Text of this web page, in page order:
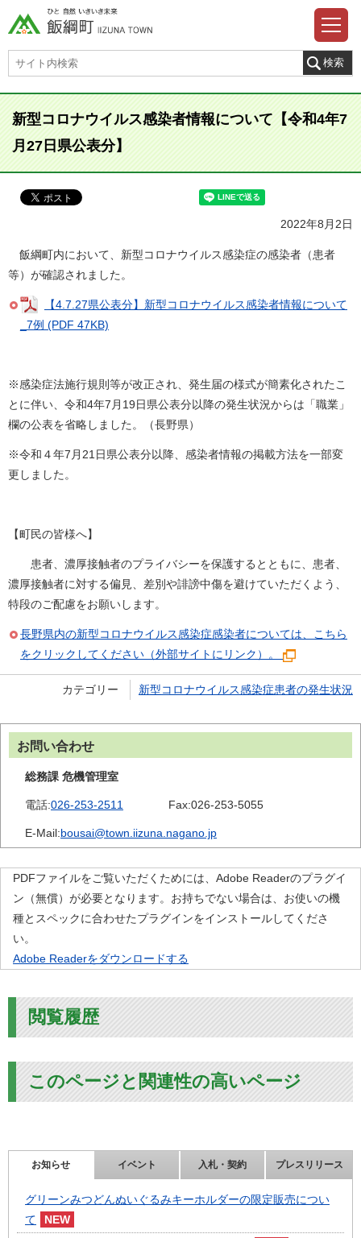
新型コロナウイルス感染者情報について【令和4年7
月27日県公表分】
2022年8月2日
飯綱町内において、新型コロナウイルス感染症の感染者（患者
等）が確認されました。
【4.7.27県公表分】新型コロナウイルス感染者情報について
_7例 (PDF 47KB)
※感染症法施行規則等が改正され、発生届の様式が簡素化されたこ
とに伴い、令和4年7月19日県公表分以降の発生状況からは「職業」
欄の公表を省略しました。（長野県）
※令和４年7月21日県公表分以降、感染者情報の掲載方法を一部変
更しました。
【町民の皆様へ】
患者、濃厚接触者のプライバシーを保護するとともに、患者、
濃厚接触者に対する偏見、差別や誹謗中傷を避けていただくよう、
特段のご配慮をお願いします。
長野県内の新型コロナウイルス感染症感染者については、こちら
をクリックしてください（外部サイトにリンク）。
カテゴリー 新型コロナウイルス感染症患者の発生状況
お問い合わせ
総務課 危機管理室
電話:026-253-2511 Fax:026-253-5055
E-Mail:bousai@town.iizuna.nagano.jp
PDFファイルをご覧いただくためには、Adobe Readerのプラグイ
ン（無償）が必要となります。お持ちでない場合は、お使いの機
種とスペックに合わせたプラグインをインストールしてくださ
い。
Adobe Readerをダウンロードする
閲覧履歴
このページと関連性の高いページ
お知らせ イベント 入札・契約 プレスリリース
グリーンみつどんぬいぐるみキーホルダーの限定販売につい
て